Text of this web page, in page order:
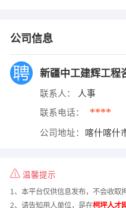
公司信息
新疆中工建辉工程
联系人： 人事
联系电话： ****
公司地址： 喀什喀什
温馨提示
1、本平台仅供信息发布，不会收取
2、请告知用人单位，是在柯坪人才